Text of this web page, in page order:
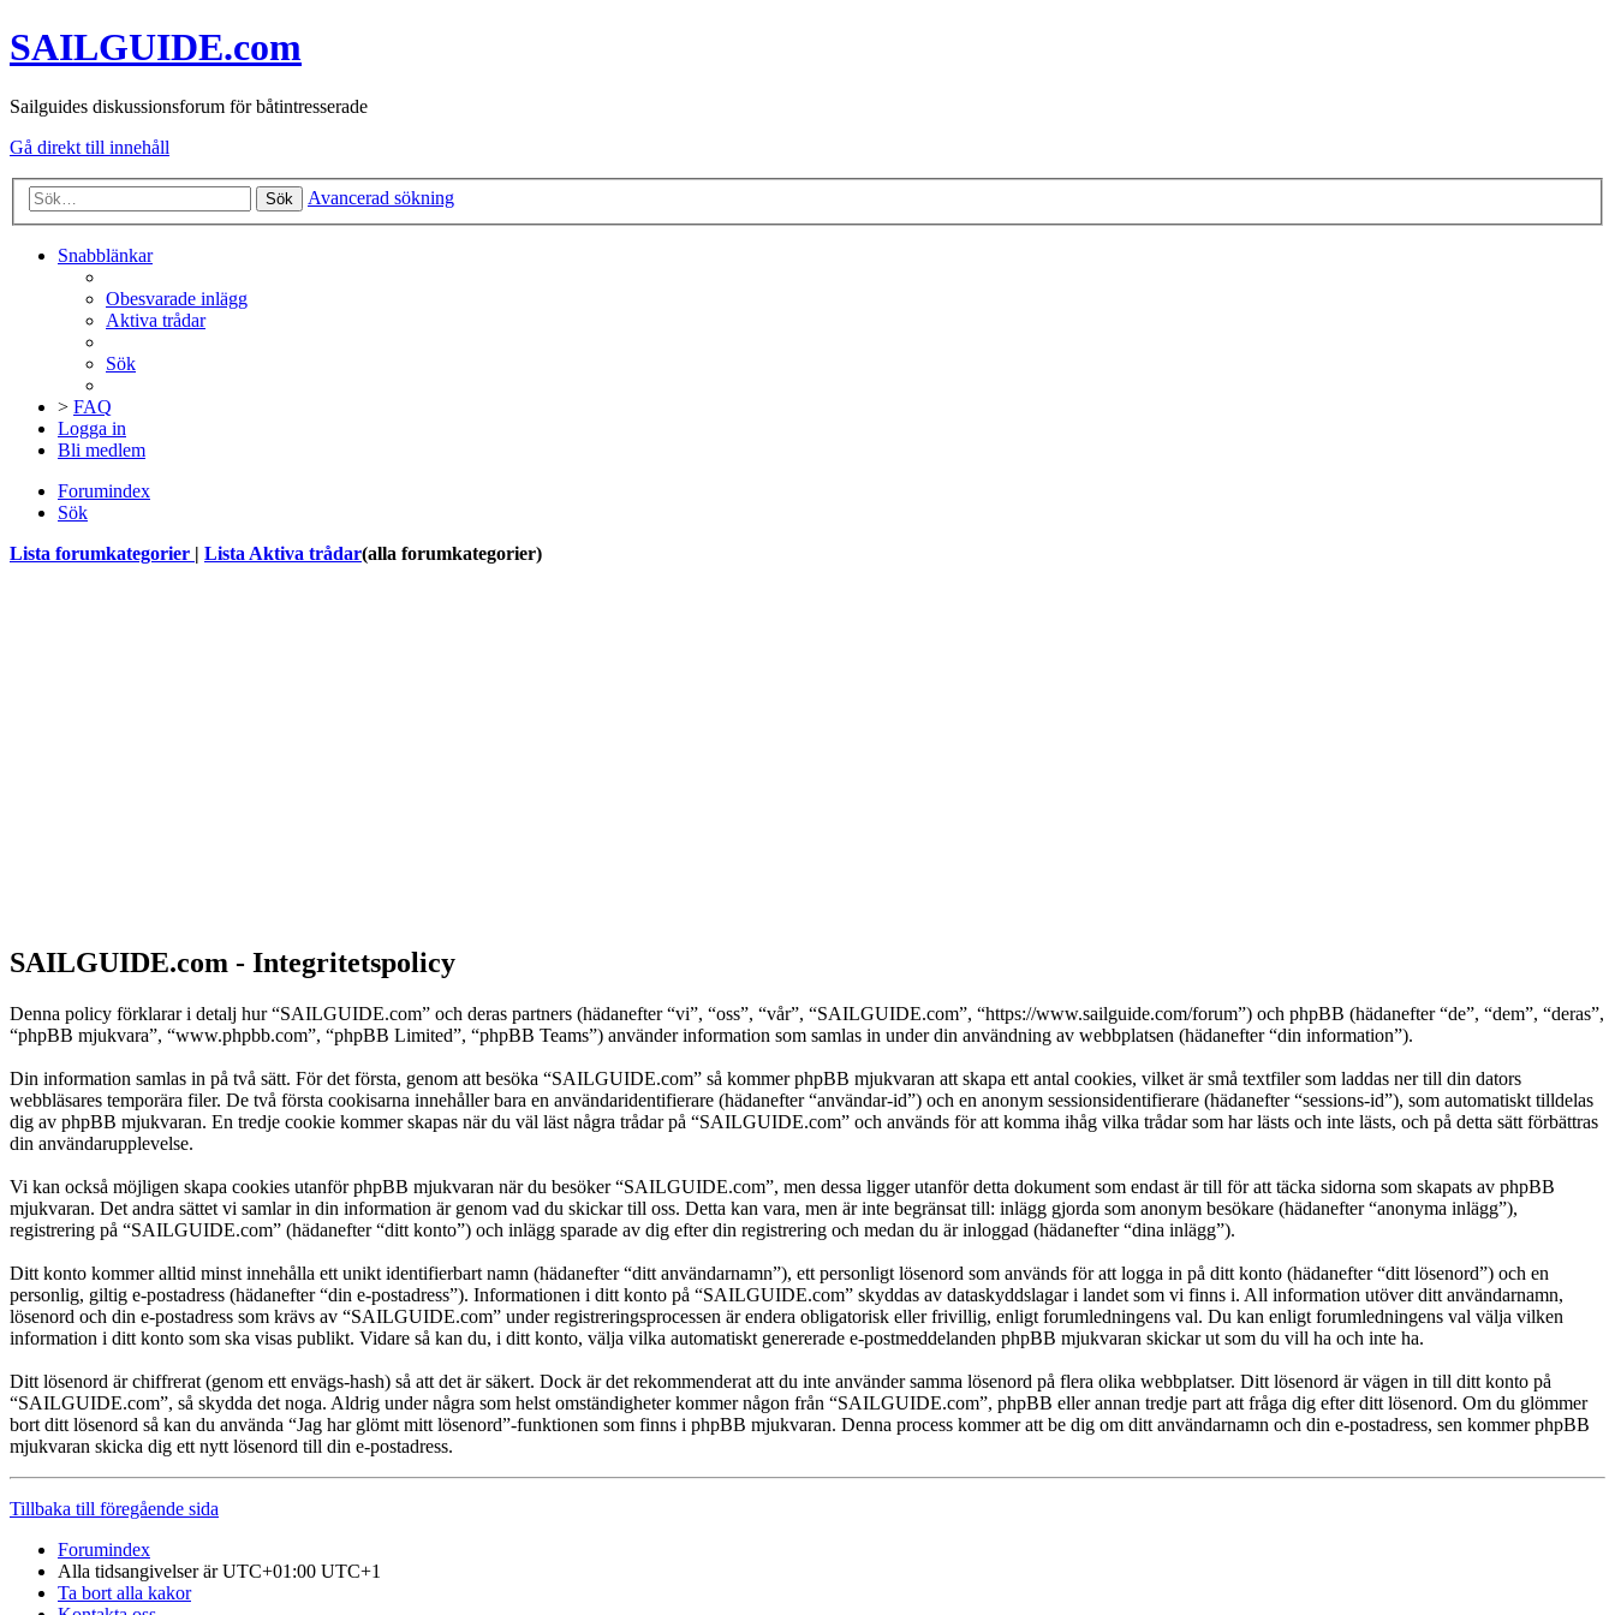
SAILGUIDE.com
Sailguides diskussionsforum för båtintresserade
Gå direkt till innehåll
Sök Avancerad sökning
Snabblänkar
Obesvarade inlägg
Aktiva trådar
Sök
> FAQ
Logga in
Bli medlem
Forumindex
Sök
Lista forumkategorier
Lista Aktiva trådar(alla forumkategorier)
SAILGUIDE.com - Integritetspolicy
Denna policy förklarar i detalj hur “SAILGUIDE.com” och deras partners (hädanefter “vi”, “oss”, “vår”, “SAILGUIDE.com”, “https://www.sailguide.com/forum”) och phpBB (hädanefter “de”, “dem”, “deras”,
“phpBB mjukvara”, “www.phpbb.com”, “phpBB Limited”, “phpBB Teams”) använder information som samlas in under din användning av webbplatsen (hädanefter “din information”).
Din information samlas in på två sätt. För det första, genom att besöka “SAILGUIDE.com” så kommer phpBB mjukvaran att skapa ett antal cookies, vilket är små textfiler som laddas ner till din dators
webbläsares temporära filer. De två första cookisarna innehåller bara en användaridentifierare (hädanefter “användar-id”) och en anonym sessionsidentifierare (hädanefter “sessions-id”), som automatiskt tilldelas
dig av phpBB mjukvaran. En tredje cookie kommer skapas när du väl läst några trådar på “SAILGUIDE.com” och används för att komma ihåg vilka trådar som har lästs och inte lästs, och på detta sätt förbättras
din användarupplevelse.
Vi kan också möjligen skapa cookies utanför phpBB mjukvaran när du besöker “SAILGUIDE.com”, men dessa ligger utanför detta dokument som endast är till för att täcka sidorna som skapats av phpBB
mjukvaran. Det andra sättet vi samlar in din information är genom vad du skickar till oss. Detta kan vara, men är inte begränsat till: inlägg gjorda som anonym besökare (hädanefter “anonyma inlägg”),
registrering på “SAILGUIDE.com” (hädanefter “ditt konto”) och inlägg sparade av dig efter din registrering och medan du är inloggad (hädanefter “dina inlägg”).
Ditt konto kommer alltid minst innehålla ett unikt identifierbart namn (hädanefter “ditt användarnamn”), ett personligt lösenord som används för att logga in på ditt konto (hädanefter “ditt lösenord”) och en
personlig, giltig e-postadress (hädanefter “din e-postadress”). Informationen i ditt konto på “SAILGUIDE.com” skyddas av dataskyddslagar i landet som vi finns i. All information utöver ditt användarnamn,
lösenord och din e-postadress som krävs av “SAILGUIDE.com” under registreringsprocessen är endera obligatorisk eller frivillig, enligt forumledningens val. Du kan enligt forumledningens val välja vilken
information i ditt konto som ska visas publikt. Vidare så kan du, i ditt konto, välja vilka automatiskt genererade e-postmeddelanden phpBB mjukvaran skickar ut som du vill ha och inte ha.
Ditt lösenord är chiffrerat (genom ett envägs-hash) så att det är säkert. Dock är det rekommenderat att du inte använder samma lösenord på flera olika webbplatser. Ditt lösenord är vägen in till ditt konto på
“SAILGUIDE.com”, så skydda det noga. Aldrig under några som helst omständigheter kommer någon från “SAILGUIDE.com”, phpBB eller annan tredje part att fråga dig efter ditt lösenord. Om du glömmer
bort ditt lösenord så kan du använda “Jag har glömt mitt lösenord”-funktionen som finns i phpBB mjukvaran. Denna process kommer att be dig om ditt användarnamn och din e-postadress, sen kommer phpBB
mjukvaran skicka dig ett nytt lösenord till din e-postadress.
Tillbaka till föregående sida
Forumindex
Alla tidsangivelser är UTC+01:00 UTC+1
Ta bort alla kakor